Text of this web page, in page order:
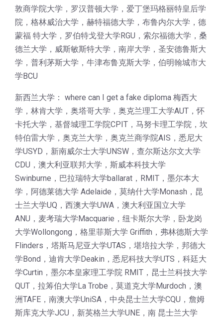
敦商学院大学，罗汉普顿大学，爱丁堡玛格丽特皇后学
院，格林威治大学，赫特福德大学，布鲁内尔大学，德
蒙福 特大学，罗伯特戈登大学RGU，索尔福德大学，桑
德兰大学，威斯敏斯特大学，南岸大学，圣安德鲁斯大
学，普利茅斯大学，牛津布鲁克斯大学，伯明翰城市大
学BCU
新西兰大学： where can I get a fake diploma 梅西大
学，林肯大学，奥塔哥大学，奥克兰理工大学AUT，怀
卡托大学，基督城理工学院CPIT，马努卡理工学院，坎
特伯雷大学，奥克兰大学，奥克兰商学院AIS，悉尼大
学USYD，新南威尔士大学UNSW，查尔斯达尔文大学
CDU，澳大利亚联邦大学，斯威本科技大学
Swinburne，巴拉瑞特大学ballarat，RMIT，墨尔本大
学，阿德莱德大学 Adelaide，莫纳什大学Monash，昆
士兰大学UQ，西澳大学UWA，澳大利亚国立大学
ANU，麦考瑞大学Macquarie，纽卡斯尔大学，卧龙岗
大学Wollongong，格里菲斯大学 Griffith，弗林德斯大学
Flinders，塔斯马尼亚大学UTAS，堪培拉大学，邦德大
学Bond，迪肯大学Deakin，悉尼科技大学UTS，科廷大
学Curtin，墨尔本皇家理工学院 RMIT，昆士兰科技大学
QUT，拉筹伯大学La Trobe，莫道克大学Murdoch，澳
洲TAFE，南澳大学UniSA，中央昆士兰大学CQU，詹姆
斯库克大学JCU，新英格兰大学UNE，南 昆士兰大学